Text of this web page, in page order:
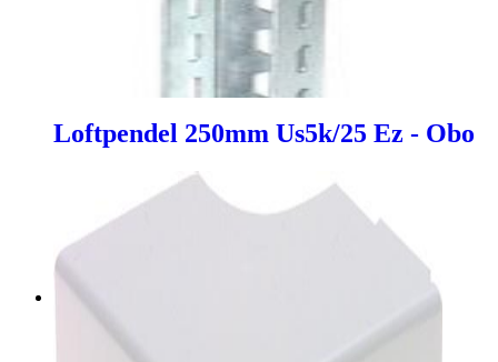
Loftpendel 250mm Us5k/25 Ez - Obo